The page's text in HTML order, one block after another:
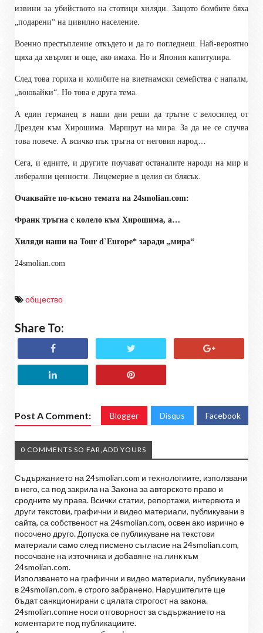
извини за убийството на стотици хиляди. Защото бомбите бяха
„подарени“ на цивилно население.
Военно престъпление откъдето и да го погледнеш. Най-вероятно
щяха да хвърлят и още, ако имаха. Но и Япония капитулира.
След това гориха и колибите на виетнамски семейства с напалм,
„воювайки“. Но това е друга тема.
А един германец в наши дни реши да тръгне с велосипед от
Дрезден към Хирошима. Маршрут на мира. За да не се случва
това повече. А всичко пък тръгна от неговия народ…
Сега, и едните, и другите поучават останалите народи на мир и
либерални ценности. Лицемерие в целия си блясък.
Очаквайте по-късно темата на 24smolian.com:
Франк тръгна с колело към Хирошима, а…
Хиляди наши на Tour d`Europe* заради „мира“
24smolian.com
общество
Share To:
Post A Comment: Blogger Disqus Facebook
0 COMMENTS SO FAR,ADD YOURS
Съдържанието на 24smolian.com и технологиите, използвани
в него, са под закрила на Закона за авторското право и
сродните му права. Всички статии, репортажи, интервюта и
други текстови, графични и видео материали, публикувани в
сайта, са собственост на 24smolian.com, освен ако изрично е
посочено друго. Допуска се публикуване на текстови
материали само след писмено съгласие на 24smolian.com,
посочване на източника и добавяне на линк към
24smolian.com.
Използването на графични и видео материали, публикувани
в 24smolian.com. е строго забранено. Нарушителите ще
бъдат санкционирани с цялата строгост на закона.
24smolian.comне носи отговорност за съдържанието на
коментарите под публикациите.